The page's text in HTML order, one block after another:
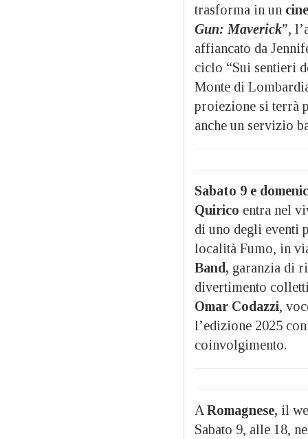
trasforma in un
Gun: Maverick”,
affiancato da
ciclo “Sui sentieri
Monte di
proiezione si terrà
anche un servizio
Sabato 9 e
Quirico entra nel
di uno degli eventi
località Fumo, in
Band, garanzia di
divertimento
Omar Codazzi,
l’edizione 2025
coinvolgimento.
A Romagnese, il
Sabato 9, alle 18,